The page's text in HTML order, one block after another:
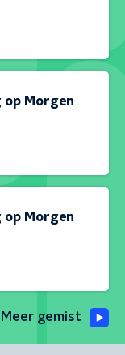
op Morgen
op Morgen
Meer gemist